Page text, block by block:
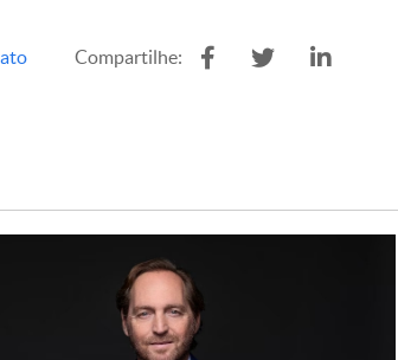
Compartilhe: